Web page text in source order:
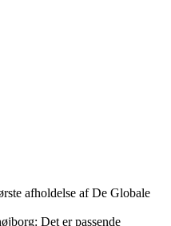
afholdelse af De Globale
Det er passende